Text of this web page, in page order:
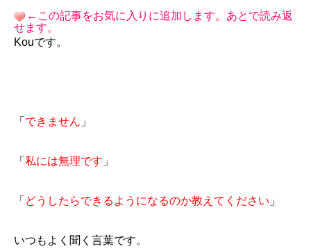
←この記事をお気に入りに追加します。あとで読み返
せます。
Kouです。
「 できません 」
「 私には無理です 」
「 どうしたらできるようになるのか教えてください 」
いつもよく聞く言葉です。